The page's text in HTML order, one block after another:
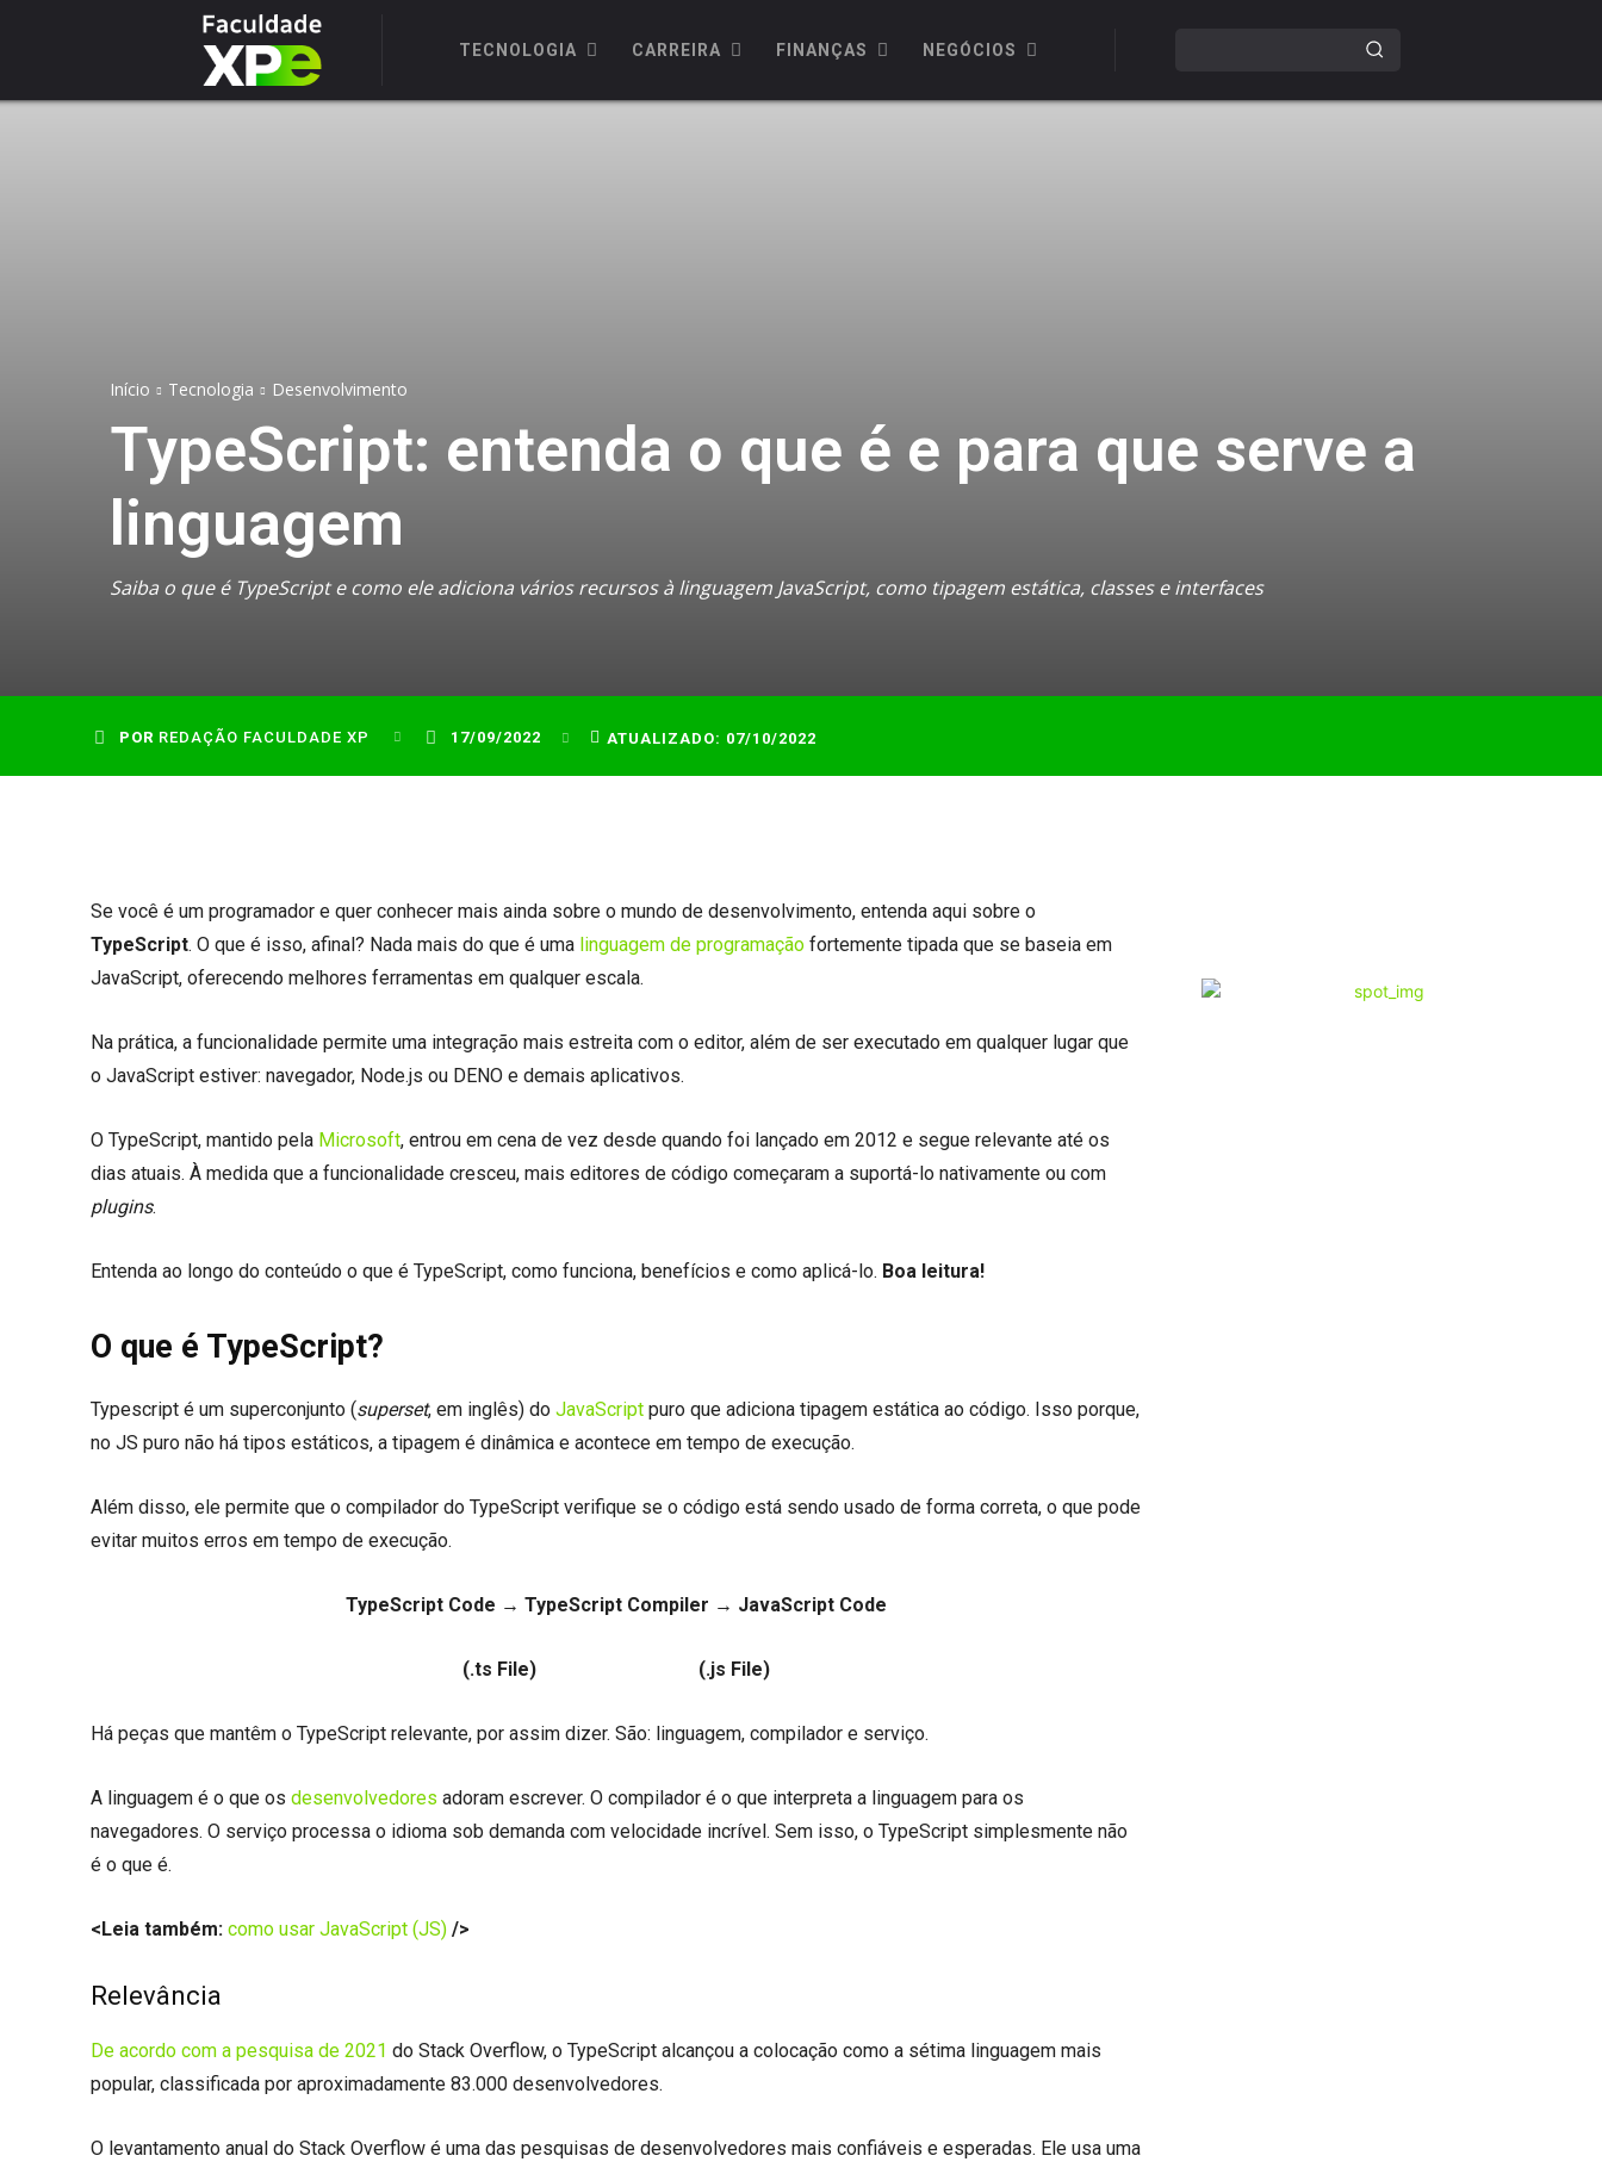
TECNOLOGIA CARREIRA FINANÇAS NEGÓCIOS
Início Tecnologia Desenvolvimento
TypeScript: entenda o que é e para que serve a
linguagem
Saiba o que é TypeScript e como ele adiciona vários recursos à linguagem JavaScript, como tipagem estática, classes e interfaces
POR REDAÇÃO FACULDADE XP 17/09/2022 ATUALIZADO: 07/10/2022
Se você é um programador e quer conhecer mais ainda sobre o mundo de desenvolvimento, entenda aqui sobre o
TypeScript. O que é isso, afinal? Nada mais do que é uma linguagem de programação fortemente tipada que se baseia em
JavaScript, oferecendo melhores ferramentas em qualquer escala.
Na prática, a funcionalidade permite uma integração mais estreita com o editor, além de ser executado em qualquer lugar que
o JavaScript estiver: navegador, Node.js ou DENO e demais aplicativos.
O TypeScript, mantido pela Microsoft, entrou em cena de vez desde quando foi lançado em 2012 e segue relevante até os
dias atuais. À medida que a funcionalidade cresceu, mais editores de código começaram a suportá-lo nativamente ou com
plugins.
Entenda ao longo do conteúdo o que é TypeScript, como funciona, benefícios e como aplicá-lo. Boa leitura!
O que é TypeScript?
Typescript é um superconjunto (superset, em inglês) do JavaScript puro que adiciona tipagem estática ao código. Isso porque,
no JS puro não há tipos estáticos, a tipagem é dinâmica e acontece em tempo de execução.
Além disso, ele permite que o compilador do TypeScript verifique se o código está sendo usado de forma correta, o que pode
evitar muitos erros em tempo de execução.
TypeScript Code → TypeScript Compiler → JavaScript Code
(.ts File) (.js File)
Há peças que mantêm o TypeScript relevante, por assim dizer. São: linguagem, compilador e serviço.
A linguagem é o que os desenvolvedores adoram escrever. O compilador é o que interpreta a linguagem para os
navegadores. O serviço processa o idioma sob demanda com velocidade incrível. Sem isso, o TypeScript simplesmente não
é o que é.
<Leia também: como usar JavaScript (JS) />
Relevância
De acordo com a pesquisa de 2021 do Stack Overflow, o TypeScript alcançou a colocação como a sétima linguagem mais
popular, classificada por aproximadamente 83.000 desenvolvedores.
O levantamento anual do Stack Overflow é uma das pesquisas de desenvolvedores mais confiáveis ​​e esperadas. Ele usa uma